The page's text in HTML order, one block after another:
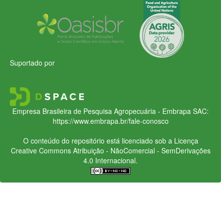
Suportado por
Empresa Brasileira de Pesquisa Agropecuária - Embrapa SAC:
https://www.embrapa.br/fale-conosco
O conteúdo do repositório está licenciado sob a Licença
Creative CommonsAtribuição - NãoComercial - SemDerivações
4.0 Internacional.